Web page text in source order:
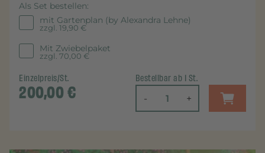
Als Set bestellen:
mit Gartenplan (by Alexandra Lehne)
zzgl. 19,90 €
Mit Zwiebelpaket
zzgl. 70,00 €
Einzelpreis/St.
200,00€
Bestellbar ab 1 St.
- +